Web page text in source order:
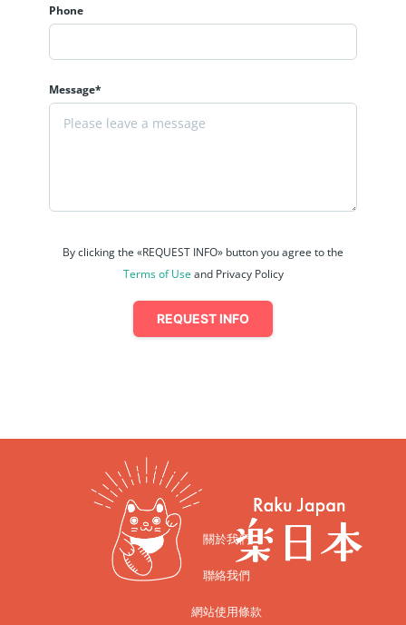
Phone
Message*
By clicking the «REQUEST INFO» button you agree to the
Terms of Use and Privacy Policy
REQUEST INFO
關於我們
聯絡我們
網站使用條款